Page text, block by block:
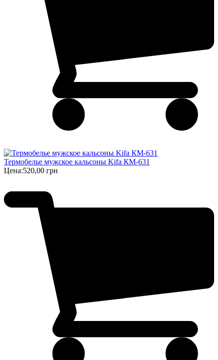
Термобелье мужское кальсоны Kifa КМ-631
Цена:520,00 грн